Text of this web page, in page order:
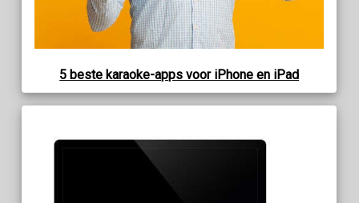
5 beste karaoke-apps voor iPhone en iPad